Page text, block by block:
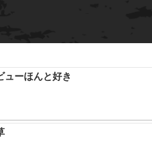
ューほんと好き